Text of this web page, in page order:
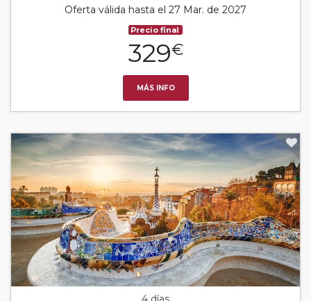
Oferta válida hasta el 27 Mar. de 2027
Precio final
329€
MÁS INFO